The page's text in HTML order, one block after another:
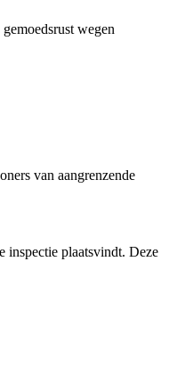
wegen
van aangrenzende
inspectie plaatsvindt. Deze